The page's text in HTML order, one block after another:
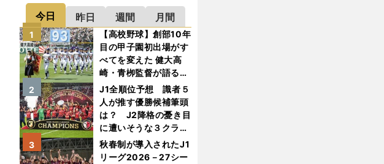
今日 昨日 週間 月間
【高校野球】創部10年
目の甲子園初出場がす
べてを変えた 健大高
崎・青栁監督が語る
「機動破壊」はこうし
て生まれた
1
J1全順位予想 識者５
人が推す優勝候補筆頭
は？ J2降格の憂き目
に遭いそうな３クラブ
とは？
2
秋春制が導入されたJ1
リーグ2026－27シー
3